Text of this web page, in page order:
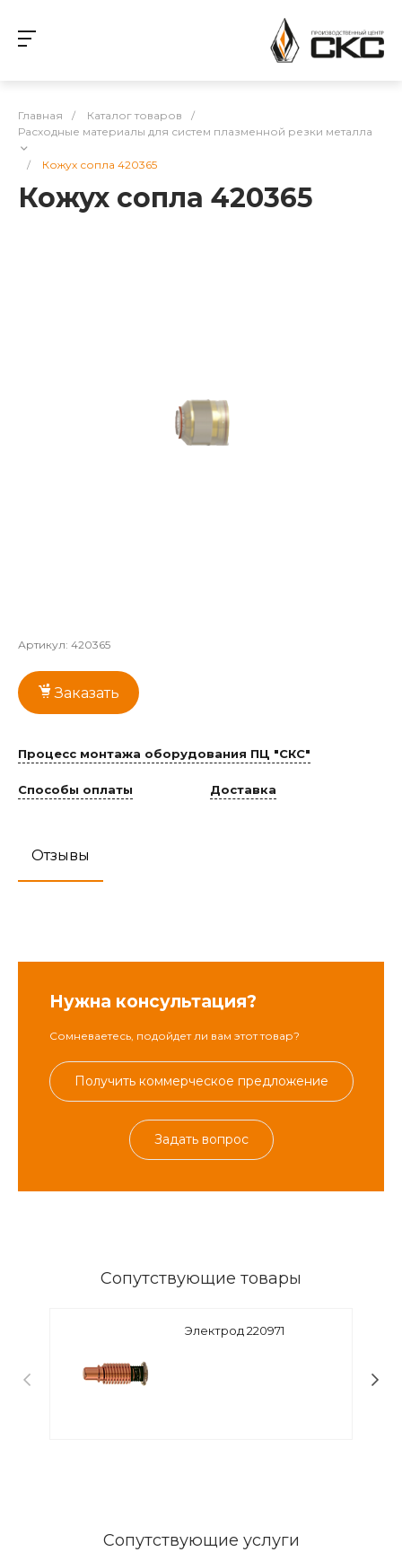
Главная / Каталог товаров
/
Расходные материалы для систем плазменной резки металла
/ Кожух сопла 420365
Кожух сопла 420365
Артикул: 420365
Заказать
Процесс монтажа оборудования ПЦ "СКС"
Способы оплаты Доставка
Отзывы
Нужна консультация?
Сомневаетесь, подойдет ли вам этот товар?
Получить коммерческое предложение
Задать вопрос
Сопутствующие товары
Электрод 220971
Сопутствующие услуги